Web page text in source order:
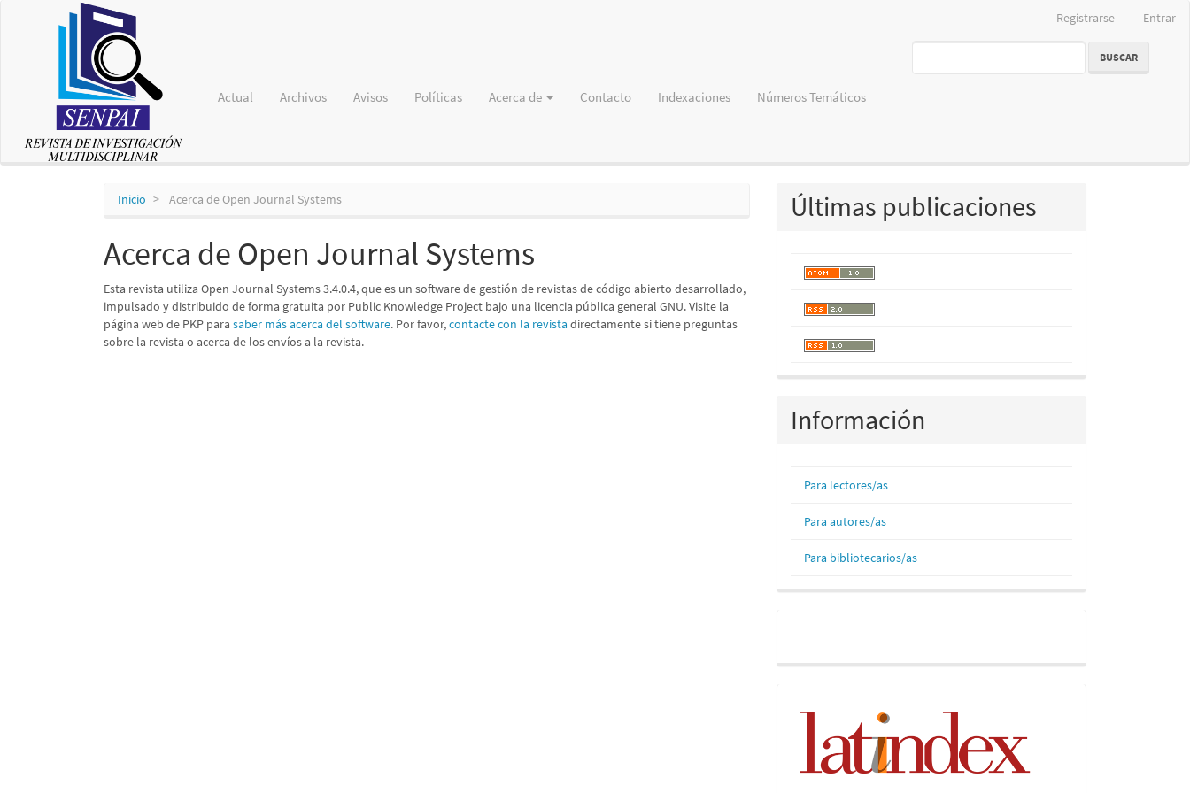
Navegación
principal
lateral
Registrarse Entrar
Actual Archivos Avisos Políticas Acerca de Contacto Indexaciones Números Temáticos
BUSCAR
Inicio Acerca de Open Journal Systems
Acerca de Open Journal Systems
Esta revista utiliza Open Journal Systems 3.4.0.4, que es un software de gestión de revistas de código abierto desarrollado,
impulsado y distribuido de forma gratuita por Public Knowledge Project bajo una licencia pública general GNU. Visite la
página web de PKP para saber más acerca del software. Por favor,contacte con la revista directamente si tiene preguntas
sobre la revista o acerca de los envíos a la revista.
Últimas publicaciones
Información
Para lectores/as
Para autores/as
Para bibliotecarios/as
Indices